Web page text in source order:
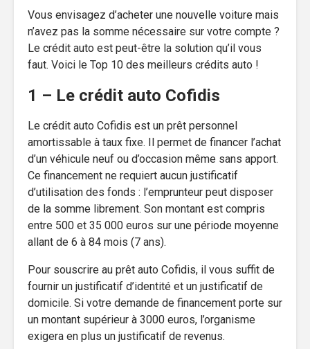
Vous envisagez d’acheter une nouvelle voiture mais
n’avez pas la somme nécessaire sur votre compte ?
Le crédit auto est peut-être la solution qu’il vous
faut. Voici le Top 10 des meilleurs crédits auto !
1 – Le crédit auto Cofidis
Le crédit auto Cofidis est un prêt personnel
amortissable à taux fixe. Il permet de financer l’achat
d’un véhicule neuf ou d’occasion même sans apport.
Ce financement ne requiert aucun justificatif
d’utilisation des fonds : l’emprunteur peut disposer
de la somme librement. Son montant est compris
entre 500 et 35 000 euros sur une période moyenne
allant de 6 à 84 mois (7 ans).
Pour souscrire au prêt auto Cofidis, il vous suffit de
fournir un justificatif d’identité et un justificatif de
domicile. Si votre demande de financement porte sur
un montant supérieur à 3000 euros, l’organisme
exigera en plus un justificatif de revenus.